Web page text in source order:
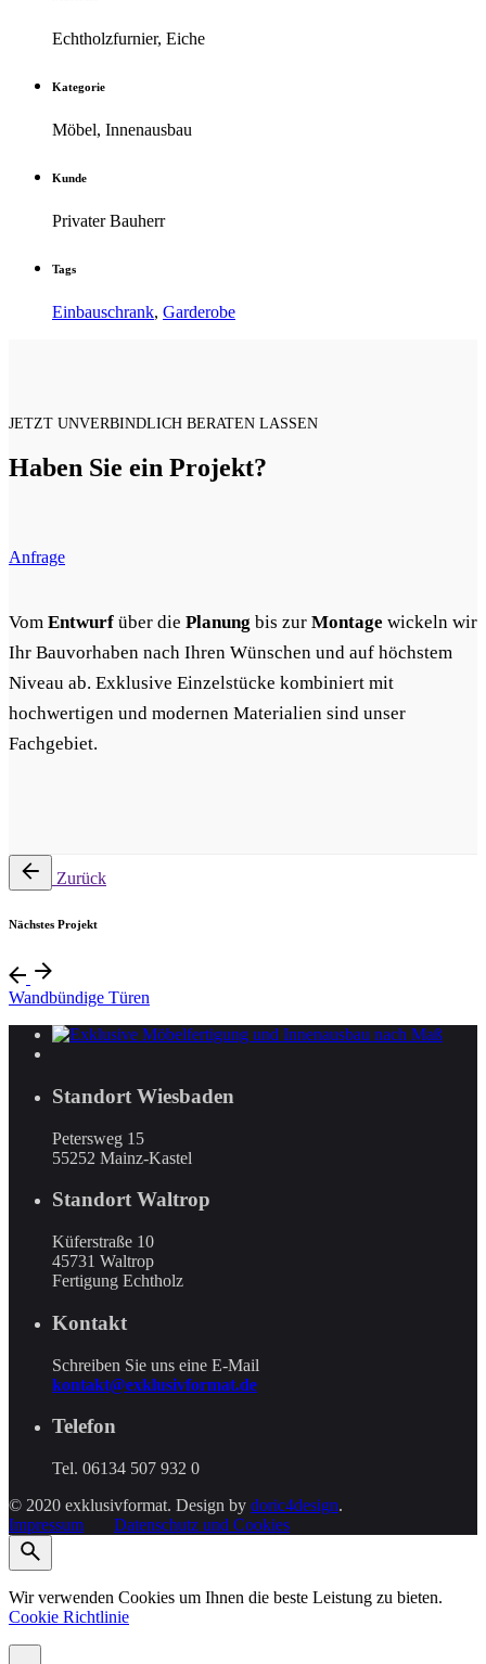
Echtholzfurnier, Eiche
Kategorie
Möbel, Innenausbau
Kunde
Privater Bauherr
Tags
Einbauschrank, Garderobe
JETZT UNVERBINDLICH BERATEN LASSEN
Haben Sie ein Projekt?
Anfrage
Vom Entwurf über die Planung bis zur Montage wickeln wir
Ihr Bauvorhaben nach Ihren Wünschen und auf höchstem
Niveau ab. Exklusive Einzelstücke kombiniert mit
hochwertigen und modernen Materialien sind unser
Fachgebiet.
Zurück
Nächstes Projekt
Wandbündige Türen
Standort Wiesbaden
Petersweg 15
55252 Mainz-Kastel
Standort Waltrop
Küferstraße 10
45731 Waltrop
Fertigung Echtholz
Kontakt
Schreiben Sie uns eine E-Mail
kontakt@exklusivformat.de
Telefon
Tel. 06134 507 932 0
© 2020 exklusivformat. Design by doric4design.
Impressum
Datenschutz und Cookies
Wir verwenden Cookies um Ihnen die beste Leistung zu bieten.
Cookie Richtlinie